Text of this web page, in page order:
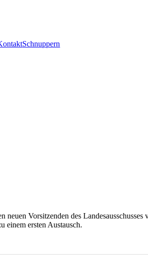
Schnuppern
Vorsitzenden des Landesausschusses
einem ersten Austausch.